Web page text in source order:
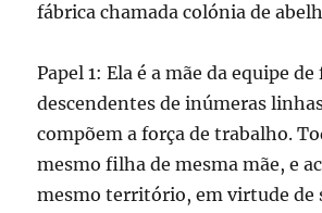
fábrica chamada colónia de
Papel 1: Ela é a mãe da equipe
descendentes de inúmeras
compõem a força de trabalho.
mesmo filha de mesma mãe, e
mesmo território, em virtude de